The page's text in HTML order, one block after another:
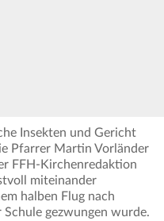
Insekten und Gericht
Pfarrer Martin Vorländer
FFH-Kirchenredaktion
miteinander
halben Flug nach
Schule gezwungen wurde.